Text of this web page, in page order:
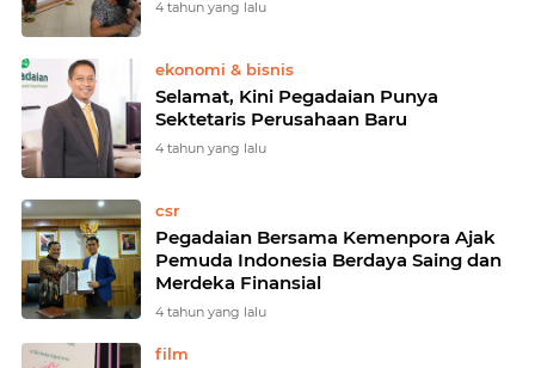
4 tahun yang lalu
ekonomi & bisnis
Selamat, Kini Pegadaian Punya
Sektetaris Perusahaan Baru
4 tahun yang lalu
csr
Pegadaian Bersama Kemenpora Ajak
Pemuda Indonesia Berdaya Saing dan
Merdeka Finansial
4 tahun yang lalu
film